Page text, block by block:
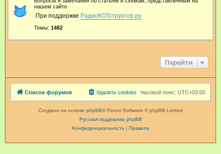
нашем сайте
При поддержке РадиоКОТструктор.ру
Темы: 1482
Перейти
Список форумов Часовой пояс: UTC+03:00
Удалить cookies
Создано на основе phpBB® Forum Software © phpBB Limited
Русская поддержка phpBB
Конфиденциальность| Правила